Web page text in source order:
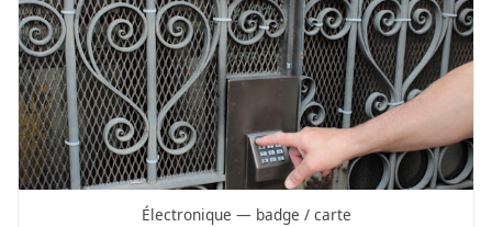
Électronique — badge / carte